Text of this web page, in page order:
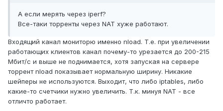
А если мерять через iperf?
Все-таки торренты через NAT хуже работают.
Входящий канал мониторю именно nload. Т.е. при увеличении
работающих клиентов канал почему-то урезается до 200-215
Мбит/с и выше не поднимается, хотя запуская на сервере
торрент nload показывает нормальную ширину. Никакие
шейперы не используются. Выходит, что либо iptables, либо
какие-то счетчики нужно увеличить. Т.к. минуя NAT - все
отличто работает.